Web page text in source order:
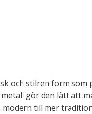
och stilren form som
gör den lätt att
till mer